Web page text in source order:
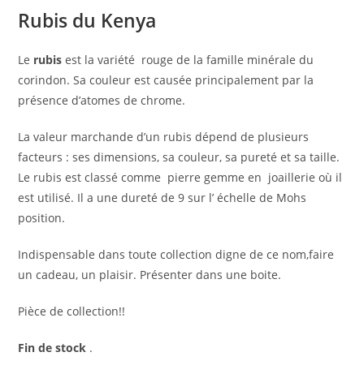
Rubis du Kenya
Le rubis est la variété rouge de la famille minérale du
corindon. Sa couleur est causée principalement par la
présence d’atomes de chrome.
La valeur marchande d’un rubis dépend de plusieurs
facteurs : ses dimensions, sa couleur, sa pureté et sa taille.
Le rubis est classé comme pierre gemme en joaillerie où il
est utilisé. Il a une dureté de 9 sur l’ échelle de Mohs
position.
Indispensable dans toute collection digne de ce nom,faire
un cadeau, un plaisir. Présenter dans une boite.
Pièce de collection!!
Fin de stock .